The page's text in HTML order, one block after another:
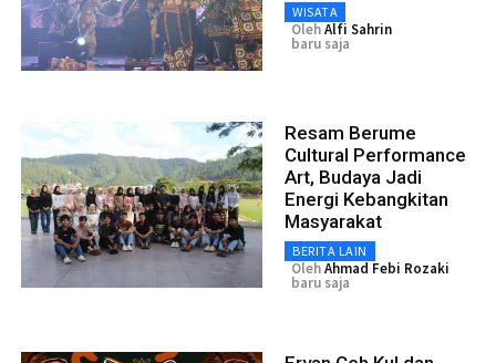
WISATA
OlehAlfi Sahrin
baru saja
Resam Berume
Cultural Performance
Art, Budaya Jadi
Energi Kebangkitan
Masyarakat
BERITA LAIN
OlehAhmad Febi Rozaki
baru saja